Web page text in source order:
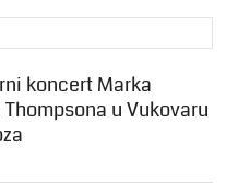
koncert Marka
u Vukovaru